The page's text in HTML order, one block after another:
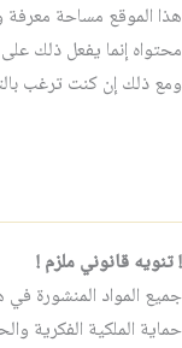
هذا الموقع مساحة
محتواه إنما يفعل ذلك
ومع ذلك إن كنت ترغب
! تنويه قانوني ملزم !
جميع المواد المنشورة
حماية الملكية الفكرية